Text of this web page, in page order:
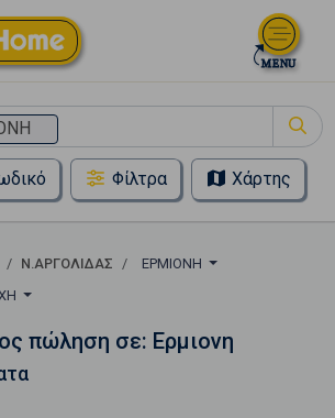
Φίλτρα Χάρτης
Ν.ΑΡΓΟΛΙΔΑΣ
ΕΡΜΙΟΝΗ
πώληση σε: Ερμιονη